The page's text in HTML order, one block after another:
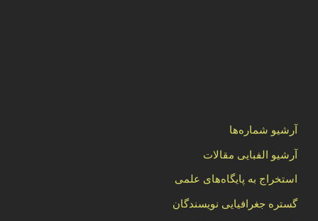
آرشیو شماره‌ها
آرشیو الفبایی مقالات
استخراج به پایگاه‌های علمی
گستره جغرافیایی نویسندگان